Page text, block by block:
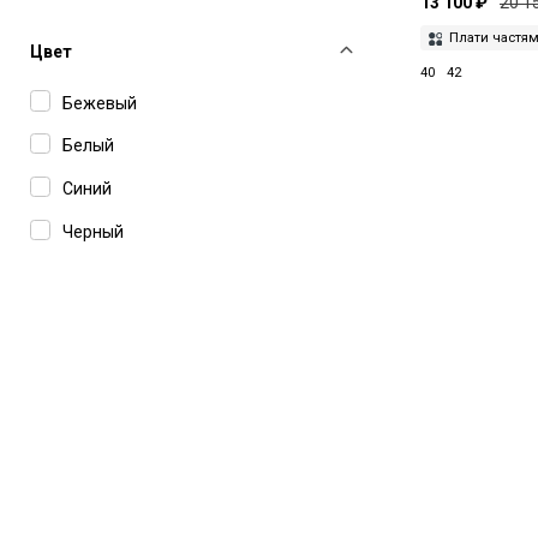
MSGM
Murmur
MVP Wardrobe
N°21
Nissa
Цвет
Бежевый
Белый
Синий
Черный
Плати
40 42